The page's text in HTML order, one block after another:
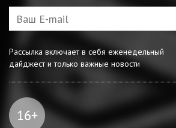
Рассылка включает в себя еженедельный
дайджест и только важные новости